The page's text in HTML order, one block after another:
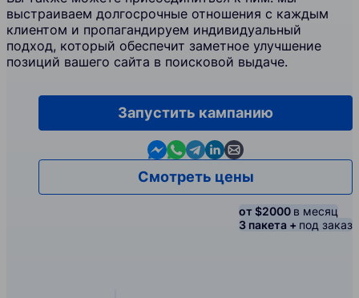
выстраиваем долгосрочные отношения с каждым
клиентом и пропагандируем индивидуальный
подход, который обеспечит заметное улучшение
позиций вашего сайта в поисковой выдаче.
Запустить кампанию
Contact us in Messenger
Contact us in WhatsApp
Contact us in Telegram
Contact us in Linkedin
Contact us by email
Смотреть цены
от $2000 в месяц
3 пакета + под заказ